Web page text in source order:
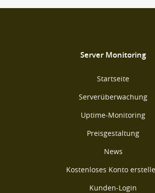
Server Monitoring
Startseite
Serverüberwachung
Uptime-Monitoring
Preisgestaltung
News
Kostenloses Konto
Kunden-Login